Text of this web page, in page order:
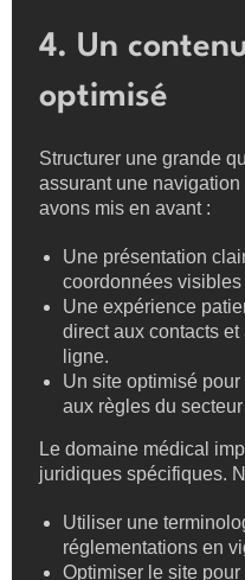
4. Un
optimisé
Structurer une grande
assurant une
avons mis en avant :
Une présentation
coordonnées
Une expérience
direct aux contacts
ligne.
Un site optimisé
aux règles du secteur
Le domaine médical
juridiques spécifiques.
Utiliser une
réglementations en
Optimiser le site pour